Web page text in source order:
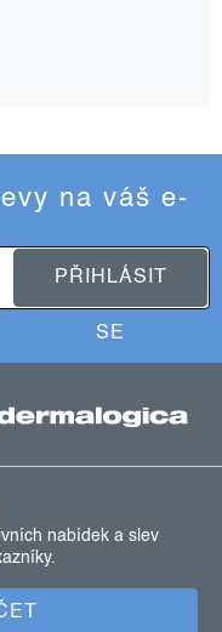
na váš e-
PŘIHLÁSIT
SE
nabídek a slev